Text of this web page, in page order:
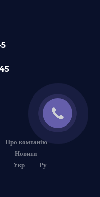
Про компанію
Новини
Укр Ру